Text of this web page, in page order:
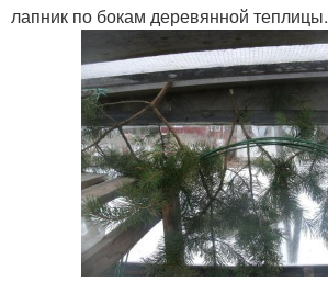
лапник по бокам деревянной теплицы.